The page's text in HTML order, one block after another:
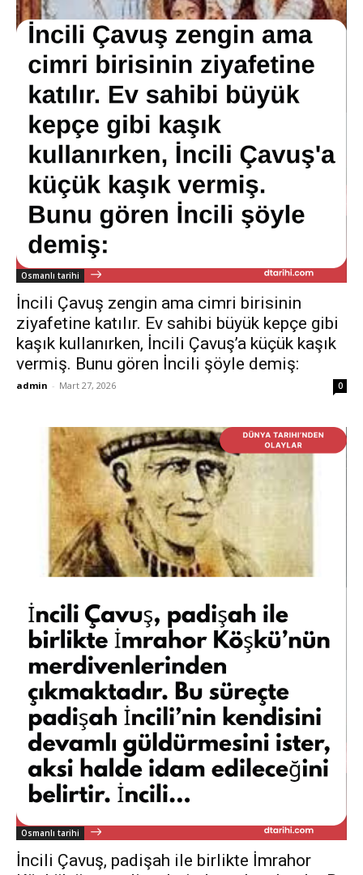
Osmanlı tarihi
İncili Çavuş zengin ama cimri birisinin
ziyafetine katılır. Ev sahibi büyük kepçe gibi
kaşık kullanırken, İncili Çavuş’a küçük kaşık
vermiş. Bunu gören İncili şöyle demiş:
admin - Mart 27, 2026 0
Osmanlı tarihi
İncili Çavuş, padişah ile birlikte İmrahor